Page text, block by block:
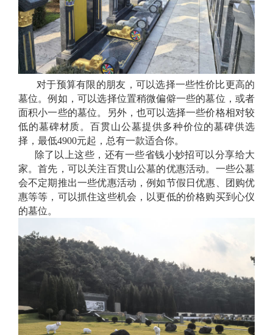
对于预算有限的朋友，可以选择一些性价比更高的
墓位。例如，可以选择位置稍微偏僻一些的墓位，或者
面积小一些的墓位。另外，也可以选择一些价格相对较
低的墓碑材质。百贯山公墓提供多种价位的墓碑供选
择，最低4900元起，总有一款适合你。
除了以上这些，还有一些省钱小妙招可以分享给大
家。首先，可以关注百贯山公墓的优惠活动。一些公墓
会不定期推出一些优惠活动，例如节假日优惠、团购优
惠等等，可以抓住这些机会，以更低的价格购买到心仪
的墓位。